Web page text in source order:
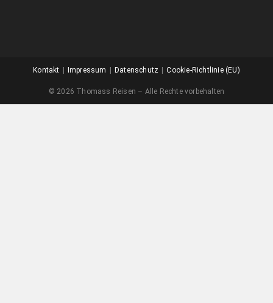
Kontakt Impressum Datenschutz Cookie-Richtlinie (EU)
© 2026 Thomass Reisen – Alle Rechte vorbehalten